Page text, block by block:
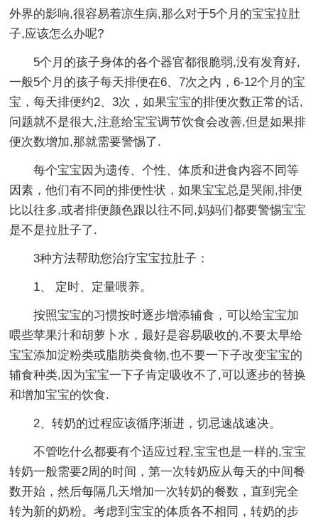
外界的影响,很容易着凉生病,那么对于5个月的宝宝拉肚
子,应该怎么办呢?
5个月的孩子身体的各个器官都很脆弱,没有发育好,
一般5个月的孩子每天排便在6、7次之内，6-12个月的宝
宝，每天排便约2、3次，如果宝宝的排便次数正常的话,
问题就不是很大,注意给宝宝调节饮食会改善,但是如果排
便次数增加,那就需要警惕了.
每个宝宝因为遗传、个性、体质和进食内容不同等
因素，他们有不同的排便性状，如果宝宝总是哭闹,排便
比以往多,或者排便颜色跟以往不同,妈妈们都要警惕宝宝
是不是拉肚子了.
3种方法帮助您治疗宝宝拉肚子：
1、 定时、定量喂养。
按照宝宝的习惯按时逐步增添辅食，可以给宝宝加
喂些苹果汁和胡萝卜水，最好是容易吸收的,不要太早给
宝宝添加淀粉类或脂肪类食物,也不要一下子改变宝宝的
辅食种类,因为宝宝一下子肯定吸收不了,可以逐步的替换
和增加宝宝的饮食.
2、转奶的过程应该循序渐进，切忌速战速决。
不管吃什么都要有个适应过程,宝宝也是一样的,宝宝
转奶一般需要2周的时间，第一次转奶应从每天的中间餐
数开始，然后每隔几天增加一次转奶的餐数，直到完全
转为新的奶粉。考虑到宝宝的体质各不相同，转奶的步